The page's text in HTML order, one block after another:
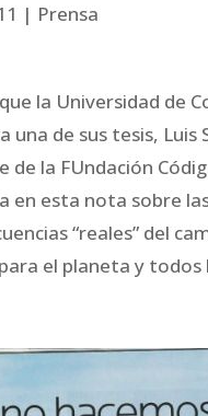
Prensa
la Universidad de
una de sus tesis, Luis
de la FUndación
en esta nota sobre
“reales” del
el planeta y todos